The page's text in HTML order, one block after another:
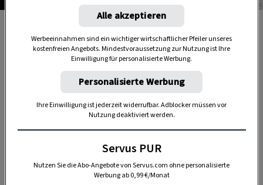
Foto: TVB Mondsee-Irrsee
Zeller Arche - Mühlbach der Erlachmühle
Ein Handwerk mit Zukunft
Antonia Wieneroitherbegegnet, merkt
schnell: Hier arbeitet jemand nicht aus
Pflichtgefühl, sondern aus Überzeugung.
Während viele Gleichaltrige andere Berufswege
einschlugen, entschied sie sich bewusst für einen
Beruf, der heute zu den seltensten Österreichs
Alle akzeptieren
Werbeeinnahmen sind ein wichtiger wirtschaftlicher Pfeiler unseres
kostenfreien Angebots. Mindestvoraussetzung zur Nutzung ist Ihre
Einwilligung für personalisierte Werbung.
Personalisierte Werbung
Ihre Einwilligung ist jederzeit widerrufbar. Adblocker müssen vor
Nutzung deaktiviert werden.
Servus PUR
Nutzen Sie die Abo-Angebote von Servus.com ohne personalisierte
Werbung ab 0,99 €/Monat